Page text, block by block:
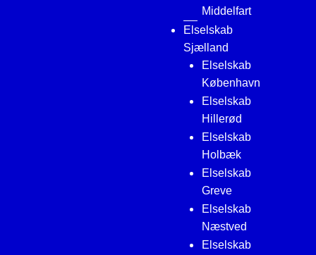
Middelfart
Elselskab
Sjælland
Elselskab
København
Elselskab
Hillerød
Elselskab
Holbæk
Elselskab
Greve
Elselskab
Næstved
Elselskab